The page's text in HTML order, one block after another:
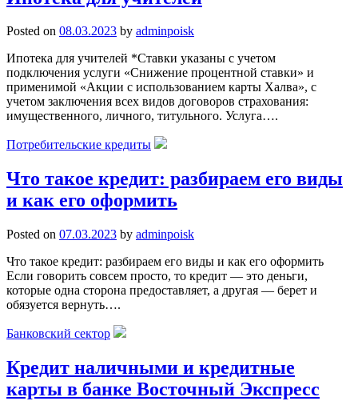
Posted on 08.03.2023 by adminpoisk
Ипотека для учителей *Ставки указаны с учетом
подключения услуги «Снижение процентной ставки» и
применимой «Акции с использованием карты Халва», с
учетом заключения всех видов договоров страхования:
имущественного, личного, титульного. Услуга….
Потребительские кредиты
Что такое кредит: разбираем его виды
и как его оформить
Posted on 07.03.2023 by adminpoisk
Что такое кредит: разбираем его виды и как его оформить
Если говорить совсем просто, то кредит — это деньги,
которые одна сторона предоставляет, а другая — берет и
обязуется вернуть….
Банковский сектор
Кредит наличными и кредитные
карты в банке Восточный Экспресс